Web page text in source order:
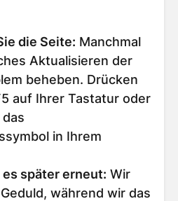
die Seite: Manchmal
Aktualisieren der
beheben. Drücken
auf Ihrer Tastatur oder
in Ihrem
später erneut: Wir
während wir das